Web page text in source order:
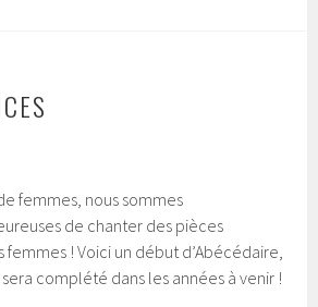
femmes, nous sommes
de chanter des pièces
! Voici un début d’Abécédaire,
sera complété dans les années à venir !